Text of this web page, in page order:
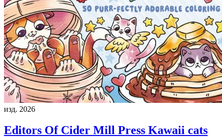
изд. 2026
Editors Of Cider Mill Press Kawaii cats